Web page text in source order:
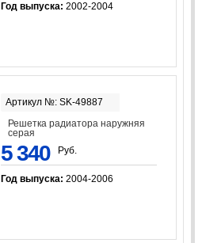
Год выпуска: 2002-2004
Артикул №: SK-49887
Решетка радиатора наружняя
серая
5 340 Руб.
Год выпуска: 2004-2006